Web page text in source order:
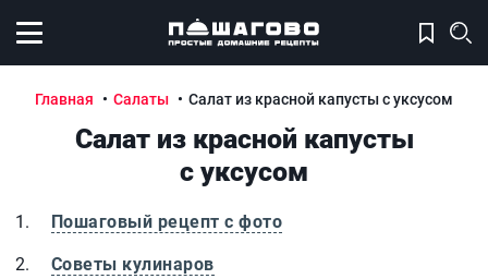
Открыть меню
Главная Салаты Салат из красной капусты с уксусом
Салат из красной капусты
с уксусом
Пошаговый рецепт с фото
Советы кулинаров